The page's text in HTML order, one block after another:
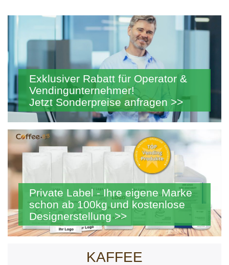
Exklusiver Rabatt für Operator &
Vendingunternehmer!
Jetzt Sonderpreise anfragen >>
Private Label - Ihre eigene Marke
schon ab 100kg und kostenlose
Designerstellung >>
KAFFEE